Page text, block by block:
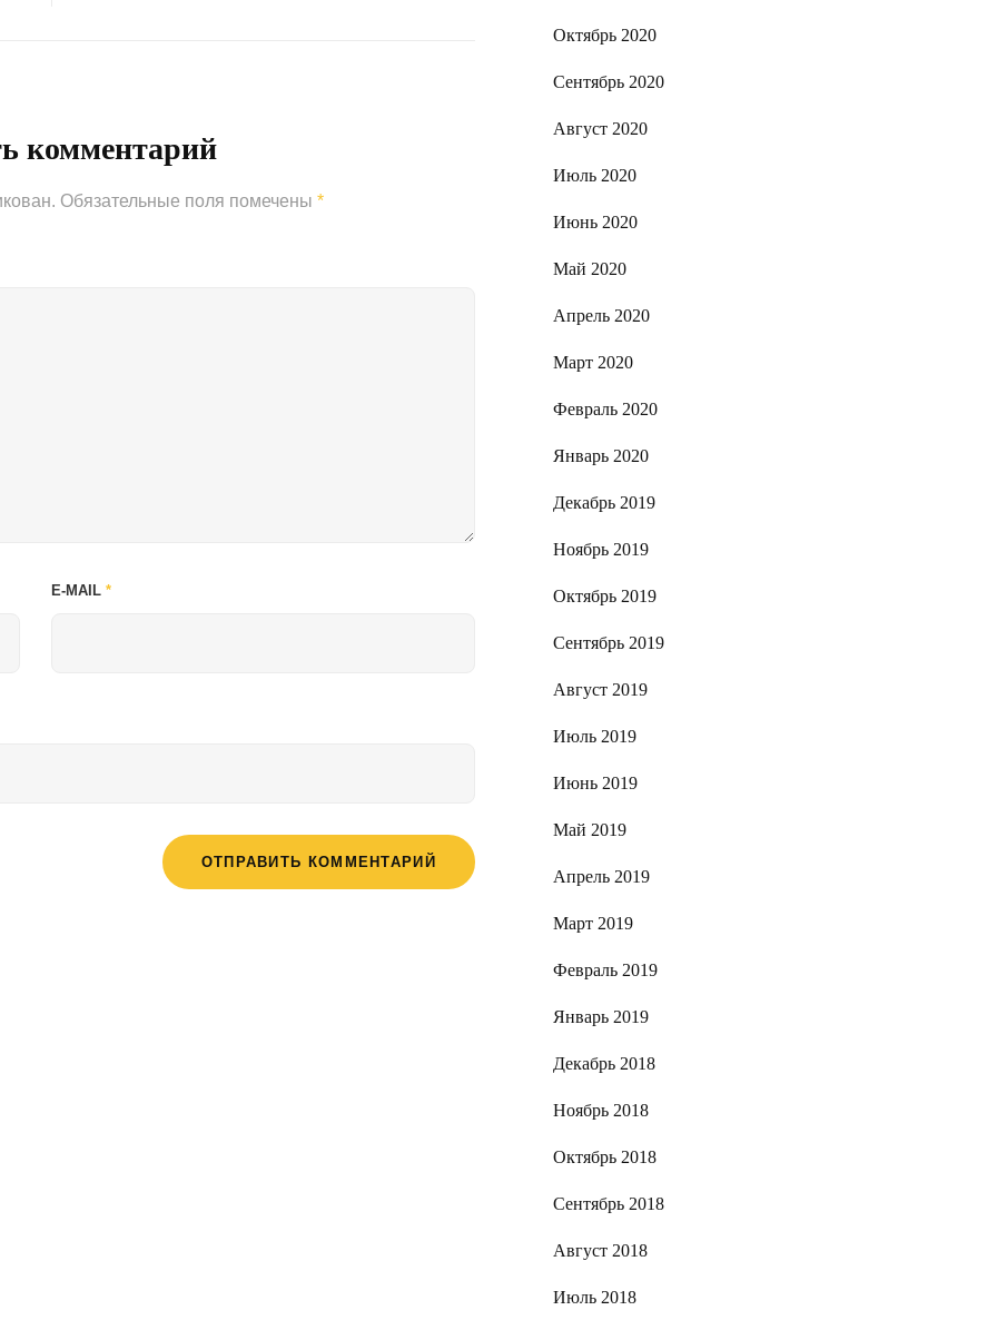
комментарий
Обязательные поля помечены *
E-MAIL *
Октябрь 2020
Сентябрь 2020
Август 2020
Июль 2020
Июнь 2020
Май 2020
Апрель 2020
Март 2020
Февраль 2020
Январь 2020
Декабрь 2019
Ноябрь 2019
Октябрь 2019
Сентябрь 2019
Август 2019
Июль 2019
Июнь 2019
Май 2019
Апрель 2019
Март 2019
Февраль 2019
Январь 2019
Декабрь 2018
Ноябрь 2018
Октябрь 2018
Сентябрь 2018
Август 2018
Июль 2018